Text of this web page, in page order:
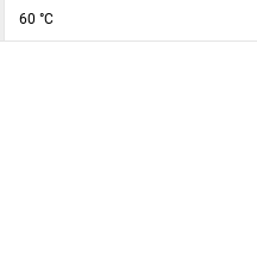
60 °C